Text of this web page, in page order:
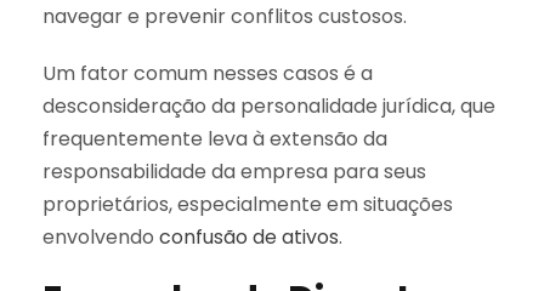
navegar e prevenir conflitos custosos.
Um fator comum nesses casos é a
desconsideração da personalidade jurídica, que
frequentemente leva à extensão da
responsabilidade da empresa para seus
proprietários, especialmente em situações
envolvendo confusão de ativos.